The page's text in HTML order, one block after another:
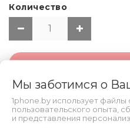
Количество
НЕТ В
Мы заботимся о
1phone.by использует
пользовательского опыта,
и представления